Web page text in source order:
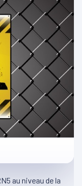
au niveau de la